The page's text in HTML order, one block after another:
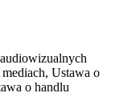
Ustawa o
o handlu